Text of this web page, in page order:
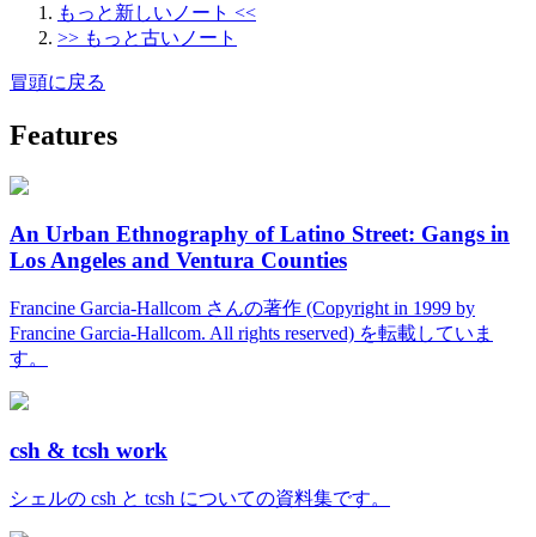
もっと新しいノート <<
>> もっと古いノート
冒頭に戻る
Features
An Urban Ethnography of Latino Street: Gangs in
Los Angeles and Ventura Counties
Francine Garcia-Hallcom さんの著作 (Copyright in 1999 by
Francine Garcia-Hallcom. All rights reserved) を転載していま
す。
csh & tcsh work
シェルの csh と tcsh についての資料集です。